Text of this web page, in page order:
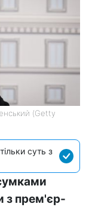
(Getty
суть з
з прем'єр-